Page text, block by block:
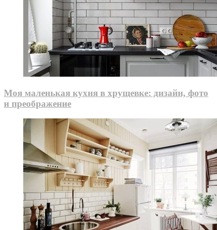
Моя маленькая кухня в хрущевке: дизайн, фото
и преображение